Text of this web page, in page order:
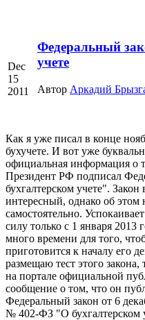
Dec
15
2011
Федеральный
учете
Автор Аркадий
Как я уже писал в конце
бухучете. И вот уже
официальная информация о
Президент РФ подписал
бухгалтерском учете". Закон
интересный, однако об этом
самостоятельно.
силу только с 1 января 2013
много времени для того,
приготовится к началу его
размещаю тест этого закона,
на портале официальной
сообщение о том, что он
Федеральный закон от 6
№ 402-ФЗ "О бухгалтерском